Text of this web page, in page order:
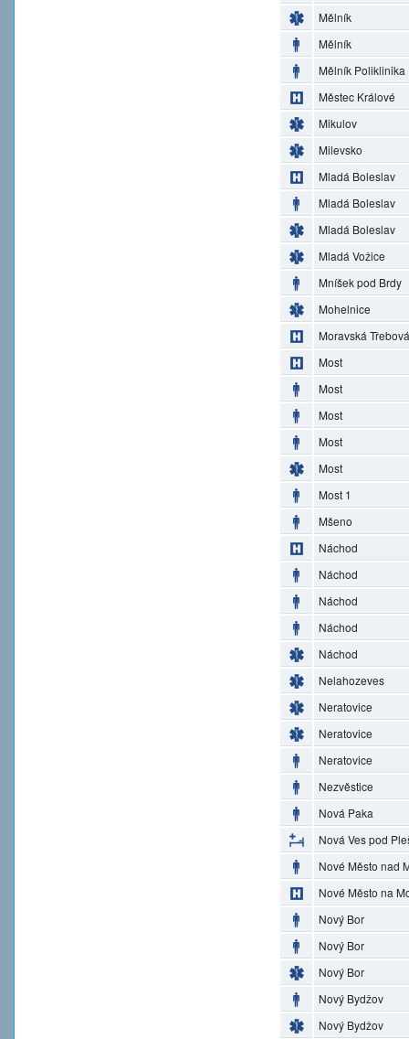
Mělník
Mělník
Mělník Poliklinika
Městec Králové
Mikulov
Milevsko
Mladá Boleslav
Mladá Boleslav
Mladá Boleslav
Mladá Vožice
Mníšek pod Brdy
Mohelnice
Moravská Třebová
Most
Most
Most
Most
Most
Most 1
Mšeno
Náchod
Náchod
Náchod
Náchod
Náchod
Nelahozeves
Neratovice
Neratovice
Neratovice
Nezvěstice
Nová Paka
Nová Ves pod
Nové Město nad
Nové Město na
Nový Bor
Nový Bor
Nový Bor
Nový Bydžov
Nový Bydžov